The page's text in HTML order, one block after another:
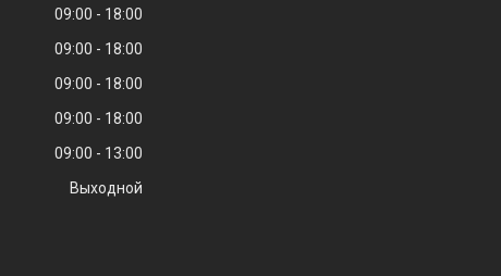
09:00
18:00
09:00
18:00
09:00
18:00
09:00
18:00
09:00
13:00
Выходной